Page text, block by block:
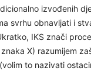
izvođenih
svrhu obnavljati i
IKS znači
X) razumijem
to nazivati